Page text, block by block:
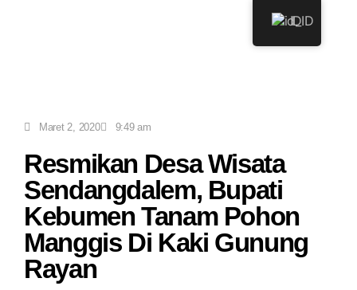
Maret 2, 2020 9:49 am
Resmikan Desa Wisata
Sendangdalem, Bupati
Kebumen Tanam Pohon
Manggis Di Kaki Gunung
Rayan
ID